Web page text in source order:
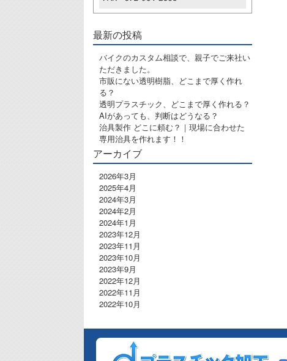
最新の投稿
バイクのカスタム相談で、親子でご来社い
ただきました。
市販にない透明樹脂、どこまで厚く作れ
る？
透明プラスチック、どこまで厚く作れる？
AIがあっても、判断はどうなる？
治具製作 どこに頼む？｜現場に合わせた
専用治具を作れます！！
アーカイブ
2026年3月
2025年4月
2024年3月
2024年2月
2024年1月
2023年12月
2023年11月
2023年10月
2023年9月
2022年12月
2022年11月
2022年10月